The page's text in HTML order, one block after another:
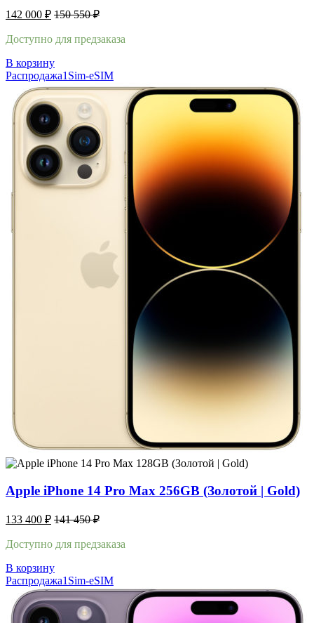
142 000 ₽ 150 550₽
Доступно для предзаказа
В корзину
Распродажа1Sim-eSIM
Apple iPhone 14 Pro Max 256GB (Золотой | Gold)
133 400 ₽ 141 450₽
Доступно для предзаказа
В корзину
Распродажа1Sim-eSIM